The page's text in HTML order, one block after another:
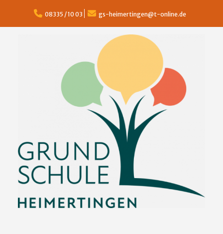
content
08335 / 10 03 gs-heimertingen@t-online.de